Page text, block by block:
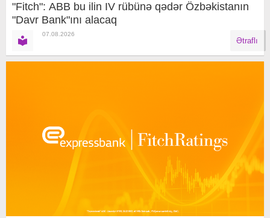
"Fitch": ABB bu ilin IV rübünə qədər Özbəkistanın
"Davr Bank"ını alacaq
07.08.2026
Ətraflı